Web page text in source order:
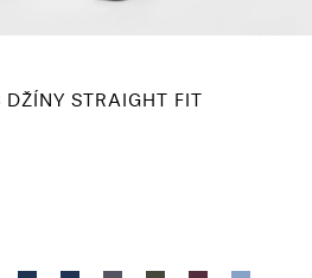
DŽÍNY STRAIGHT FIT